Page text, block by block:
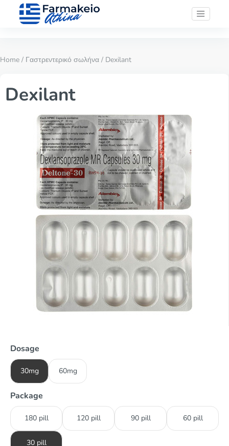
Home / Γαστρεντερικό σωλήνα / Dexilant
Dexilant
Dosage
30mg 60mg
Package
180 pill 120 pill 90 pill 60 pill
30 pill